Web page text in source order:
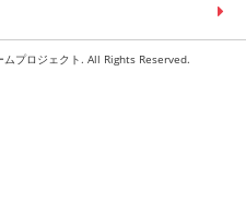
プロジェクト. All Rights Reserved.